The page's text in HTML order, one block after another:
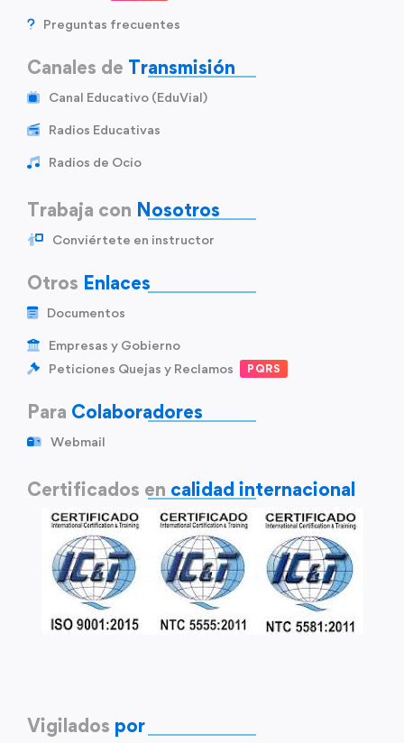
Preguntas frecuentes
Canales de Transmisión
Canal Educativo (EduVial)
Radios Educativas
Radios de Ocio
Trabaja con Nosotros
Conviértete en instructor
Otros Enlaces
Documentos
Empresas y Gobierno
Peticiones Quejas y Reclamos
PQRS
Para Colaboradores
Webmail
Certificados en calidad internacional
Vigilados por